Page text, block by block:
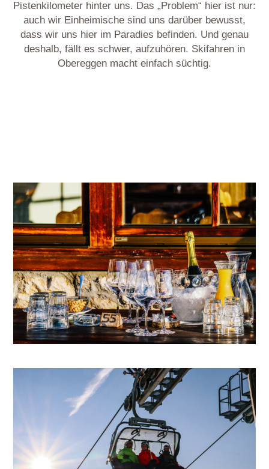
Pistenkilometer hinter uns. Das „Problem“ hier ist nur:
auch wir Einheimische sind uns darüber bewusst,
dass wir uns hier im Paradies befinden. Und genau
deshalb, fällt es schwer, aufzuhören. Skifahren in
Obereggen macht einfach süchtig.